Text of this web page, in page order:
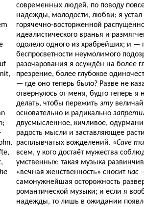
современных людей, по поводу
надежды, молодости, любви; я
горячечно-восторженной
идеалистического вранья и
одолело одного из храбрейших; и —
беспросветности неумолимого
разочарования я осуждён на более
презрение, более глубокое
— где оно теперь было? Разве не
отвернулось от меня, будто теперь я
делать, чтобы пережить эту
основательно и радикально
двусмысленное, кичливое,
радость мысли и заставляющее
расплывчатых вожделений. «Cave
всем, у кого достаёт мужества
умственных; такая музыка
«вечная женственность» сносит нас
самонужнейшая осторожность
романтической музыки; и если я
надежды, то лишь в ожидании